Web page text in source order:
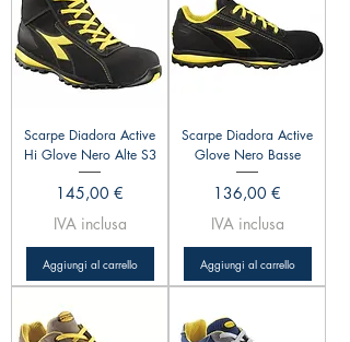
Scarpe Diadora Active
Hi Glove Nero Alte S3
Prezzo
145,00 €
IVA inclusa
Aggiungi al carrello
Scarpe Diadora Active
Glove Nero Basse
Prezzo
136,00 €
IVA inclusa
Aggiungi al carrello